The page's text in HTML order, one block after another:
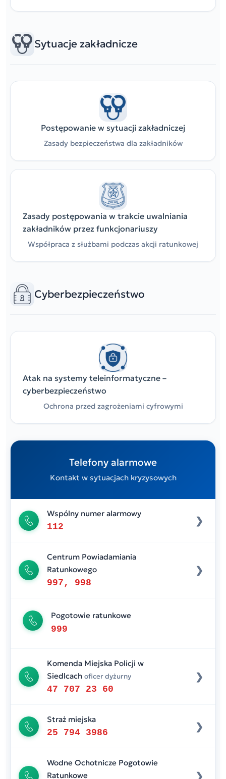
Sytuacje zakładnicze
Postępowanie w sytuacji zakładniczej
Zasady bezpieczeństwa dla zakładników
Zasady postępowania w trakcie uwalniania
zakładników przez funkcjonariuszy
Współpraca z służbami podczas akcji ratunkowej
Cyberbezpieczeństwo
Atak na systemy teleinformatyczne –
cyberbezpieczeństwo
Ochrona przed zagrożeniami cyfrowymi
Telefony alarmowe
Kontakt w sytuacjach kryzysowych
Wspólny numer alarmowy
112
Centrum Powiadamiania
Ratunkowego
997, 998
Pogotowie ratunkowe
999
Komenda Miejska Policji w
Siedlcach oficer dyżurny
47 707 23 60
Straż miejska
25 794 3986
Wodne Ochotnicze Pogotowie
Ratunkowe